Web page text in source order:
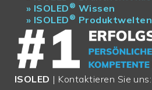
» ISOLED ® Wissen
» ISOLED ® Produktwelten
ISOLED | Kontaktieren Sie uns: